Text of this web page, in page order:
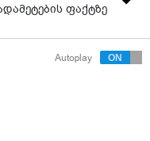
ფაქტზე
საოლქო
27 მაისს,
Autoplay